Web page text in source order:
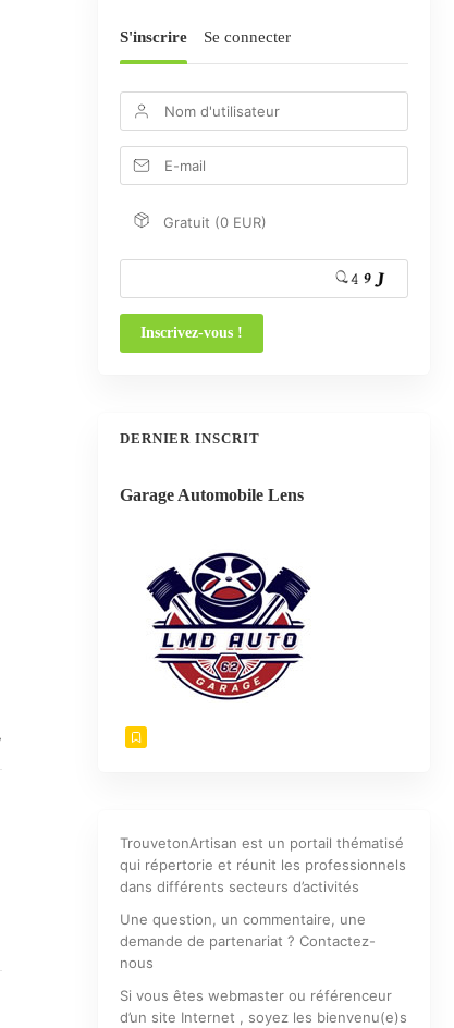
S'inscrire Se connecter
Gratuit (0 EUR)
DERNIER INSCRIT
Garage Automobile Lens
TrouvetonArtisan est un portail thématisé
qui répertorie et réunit les professionnels
dans différents secteurs d’activités
Une question, un commentaire, une
demande de partenariat ? Contactez-
nous
Si vous êtes webmaster ou référenceur
d’un site Internet , soyez les bienvenu(e)s